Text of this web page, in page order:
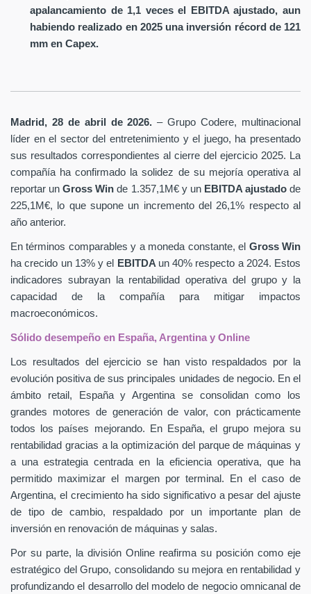
apalancamiento de 1,1 veces el EBITDA ajustado, aun
habiendo realizado en 2025 una inversión récord de 121
mm en Capex.
Madrid, 28 de abril de 2026. – Grupo Codere, multinacional
líder en el sector del entretenimiento y el juego, ha presentado
sus resultados correspondientes al cierre del ejercicio 2025. La
compañía ha confirmado la solidez de su mejoría operativa al
reportar unGross Winde 1.357,1M€ y un EBITDA ajustadode
225,1M€, lo que supone un incremento del 26,1% respecto al
año anterior.
En términos comparables y a moneda constante, el Gross Win
ha crecido un 13% y el
EBITDA un 40% respecto a 2024. Estos
indicadores subrayan la rentabilidad operativa del grupo y la
capacidad de la compañía para mitigar impactos
macroeconómicos.
Sólido desempeño en España, Argentina y Online
Los resultados del ejercicio se han visto respaldados por la
evolución positiva de sus principales unidades de negocio. En el
ámbito retail, España y Argentina se consolidan como los
grandes motores de generación de valor, con prácticamente
todos los países mejorando. En España, el grupo mejora su
rentabilidad gracias a la optimización del parque de máquinas y
a una estrategia centrada en la eficiencia operativa, que ha
permitido maximizar el margen por terminal. En el caso de
Argentina, el crecimiento ha sido significativo a pesar del ajuste
de tipo de cambio, respaldado por un importante plan de
inversión en renovación de máquinas y salas.
Por su parte, la división Online reafirma su posición como eje
estratégico del Grupo, consolidando su mejora en rentabilidad y
profundizando el desarrollo del modelo de negocio omnicanal de